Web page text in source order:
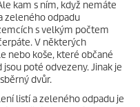
kam s ním, když nemáte
zeleného odpadu
s velkým počtem
V některých
nebo koše, které občané
poté odvezeny. Jinak je
dvůr.
listí a zeleného odpadu je